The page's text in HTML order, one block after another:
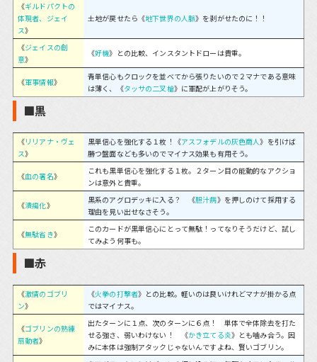
《ギルドパクトの
体現者、ジェイ
ス》
土地が戻せたら《地下世界の人脈》を剥がせたのに！！
《ジェイスの創
意》
《好機》との比較、インスタントドローは貴重。
《軍事情報》
青単信心もクロックを並べてから張りたいので２マナである意味
は薄く、《タッサの二叉槍》に軍配が上がりそう。
■黒
《リリアナ・ヴェ
ス》
黒単信心を強化する１枚！《アスフォデルの灰色商人》を引けば
勝つ盤面なども多いのでマイナス効果も有用そう。
《血の署名》
これも黒単信心を強化する１枚。２ターン目の能動的なアクショ
ンは意外と貴重。
《潰瘍化》
黒系のアグロデッキに入る？ 《胆汁病》を押しのけて採用する
理由を見い出せなさそう。
《無駄省き》
このカードが黒単信心にとって無駄！ってなりそうだけど、試し
てみよう何事も。
■赤
《激情のゴブリ
ン》
《火拳の打撃者》との比較。軽いのは良いけれどマナが掛かる点
ではマイナス。
《ゴブリンの熟練
扇動者》
出たターンに１点、次のターンに６点！ 単体で全体除去を打た
せる強さ、弱いわけない！ 《かき立てる炎》とも噛み合う。因
みに本体は強制アタックじゃないんですよね、賢いゴブリン。